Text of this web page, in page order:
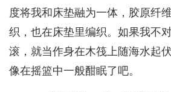
度将我和床垫融为一体，胶原纤
织，也在床垫里编织。如果我不
滚，就当作身在木筏上随海水起
像在摇篮中一般酣眠了吧。